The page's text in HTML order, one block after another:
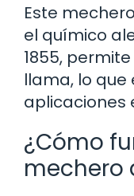
Este
el químico
1855,
llama, lo
aplicaciones
¿Cómo
mechero